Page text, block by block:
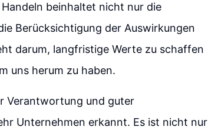
beinhaltet nicht nur die
Berücksichtigung der Auswirkungen
darum, langfristige Werte zu schaffen
uns herum zu haben.
Verantwortung und guter
Unternehmen erkannt. Es ist nicht nur